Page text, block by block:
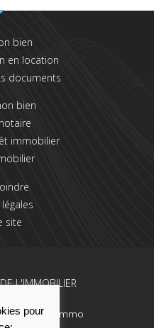
bien
en location
documents
bien
immobilier
site
L'IMMOBILIER
Solution Immo
pour